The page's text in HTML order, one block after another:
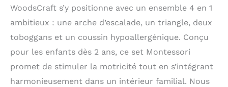
WoodsCraft s’y positionne avec un ensemble 4 en 1
ambitieux : une arche d’escalade, un triangle, deux
toboggans et un coussin hypoallergénique. Conçu
pour les enfants dès 2 ans, ce set Montessori
promet de stimuler la motricité tout en s’intégrant
harmonieusement dans un intérieur familial. Nous